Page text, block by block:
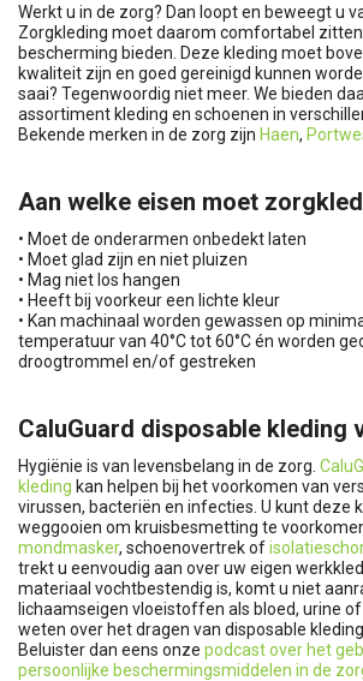
Werkt u in de zorg? Dan loopt en beweegt u
Zorgkleding moet daarom comfortabel
bescherming bieden. Deze kleding moet
kwaliteit zijn en goed gereinigd kunnen
saai? Tegenwoordig niet meer. We bieden
assortiment kleding en schoenen in
Bekende merken in de zorg zijn Haen,
Aan welke eisen moet
• Moet de onderarmen onbedekt laten
• Moet glad zijn en niet pluizen
• Mag niet los hangen
• Heeft bij voorkeur een lichte kleur
• Kan machinaal worden gewassen op
temperatuur van 40°C tot 60°C én worden
droogtrommel en/of gestreken
CaluGuard disposable kleding
Hygiënie is van levensbelang in de zorg.
kleding kan helpen bij het voorkomen van
virussen, bacteriën en infecties. U kunt deze
weggooien om kruisbesmetting te
mondmasker, schoenovertrek of
trekt u eenvoudig aan over uw eigen
materiaal vochtbestendig is, komt u niet
lichaamseigen vloeistoffen als bloed, urine
weten over het dragen van disposable
Beluister dan eens onze podcast over het
persoonlijke beschermingsmiddelen in de